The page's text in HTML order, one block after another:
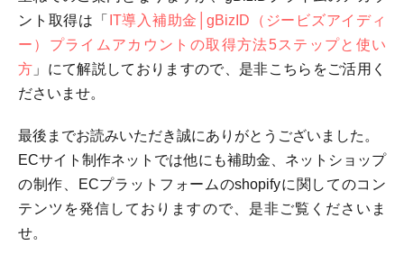
ント取得は「
IT導入補助金│gBizID（ジービズアイディ
ー）プライムアカウントの取得方法5ステップと使い
方 」にて解説しておりますので、是非こちらをご活用く
ださいませ。
最後までお読みいただき誠にありがとうございました。
ECサイト制作ネットでは他にも補助金、ネットショップ
の制作、ECプラットフォームのshopifyに関してのコン
テンツを発信しておりますので、是非ご覧くださいま
せ。